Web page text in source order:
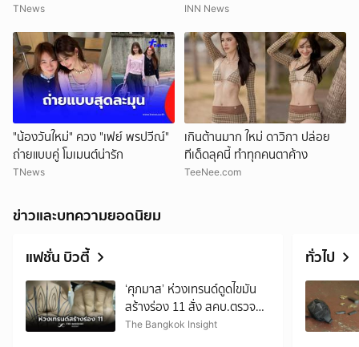
TNews INN News
"น้องวันใหม่" ควง "เฟย์ พรปวีณ์"
ถ่ายแบบคู่ โมเมนต์น่ารัก
TNews
เกินต้านมาก ใหม่ ดาวิกา ปล่อย
ทีเด็ดลุคนี้ ทำทุกคนตาค้าง
TeeNee.com
ข่าวและบทความยอดนิยม
แฟชั่น บิวตี้
‘ศุภมาส’ ห่วงเทรนด์ดูดไขมัน
สร้างร่อง 11 สั่ง สคบ.ตรวจ
เข้มคลินิกความงาม
The Bangkok Insight
ทั่วไป